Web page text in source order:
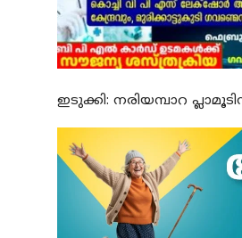
ഇടുക്കി: നരിയമ്പാറ